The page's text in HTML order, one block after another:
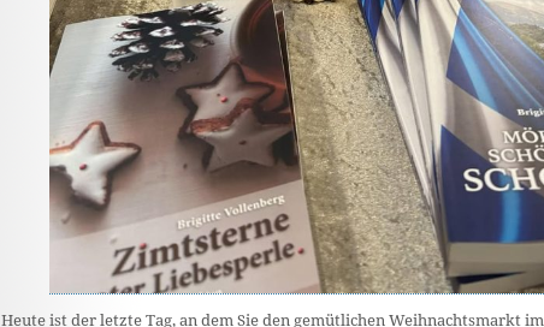
Heute ist der letzte Tag, an dem Sie den gemütlichen Weihnachtsmarkt im